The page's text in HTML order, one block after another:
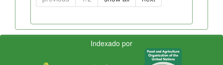
Indexado por